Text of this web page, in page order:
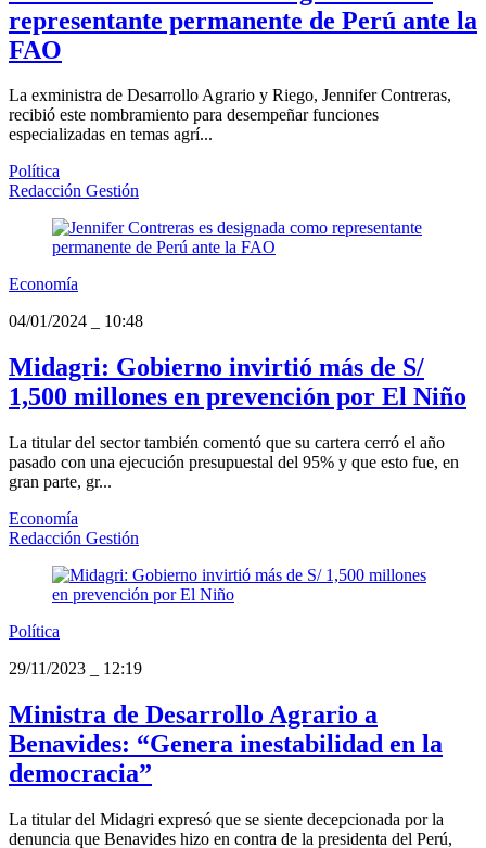
representante permanente de Perú ante la
FAO
La exministra de Desarrollo Agrario y Riego, Jennifer Contreras,
recibió este nombramiento para desempeñar funciones
especializadas en temas agrí...
Política
Redacción Gestión
Economía
04/01/2024
10:48
Midagri: Gobierno invirtió más de S/
1,500 millones en prevención por El Niño
La titular del sector también comentó que su cartera cerró el año
pasado con una ejecución presupuestal del 95% y que esto fue, en
gran parte, gr...
Economía
Redacción Gestión
Política
29/11/2023
12:19
Ministra de Desarrollo Agrario a
Benavides: “Genera inestabilidad en la
democracia”
La titular del Midagri expresó que se siente decepcionada por la
denuncia que Benavides hizo en contra de la presidenta del Perú,